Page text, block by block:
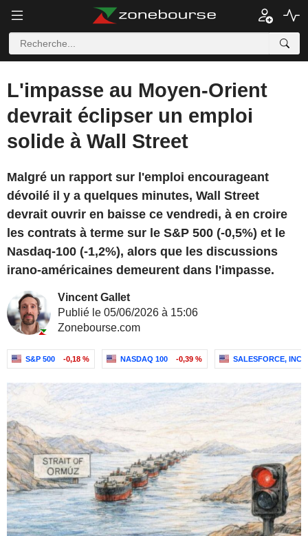
L'impasse au Moyen-Orient
devrait éclipser un emploi
solide à Wall Street
Malgré un rapport sur l'emploi encourageant
dévoilé il y a quelques minutes, Wall Street
devrait ouvrir en baisse ce vendredi, à en croire
les contrats à terme sur le S&P 500 (-0,5%) et le
Nasdaq-100 (-1,2%), alors que les discussions
irano-américaines demeurent dans l'impasse.
Vincent Gallet
Publié le 05/06/2026 à 15:06
Zonebourse.com
S&P 500 -0,18 % NASDAQ 100 -0,39 % SALESFORCE, INC.